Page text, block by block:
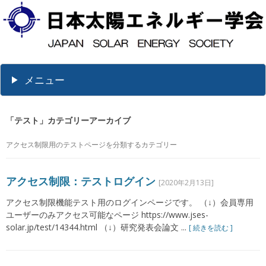
メニュー
「テスト 」カテゴリーアーカイブ
アクセス制限用のテストページを分類するカテゴリー
アクセス制限：テストログイン [2020年2月13日]
アクセス制限機能テスト用のログインページです。 （↓）会員専用
ユーザーのみアクセス可能なページ https://www.jses-
solar.jp/test/14344.html （↓）研究発表会論文 ... [ 続きを読む ]